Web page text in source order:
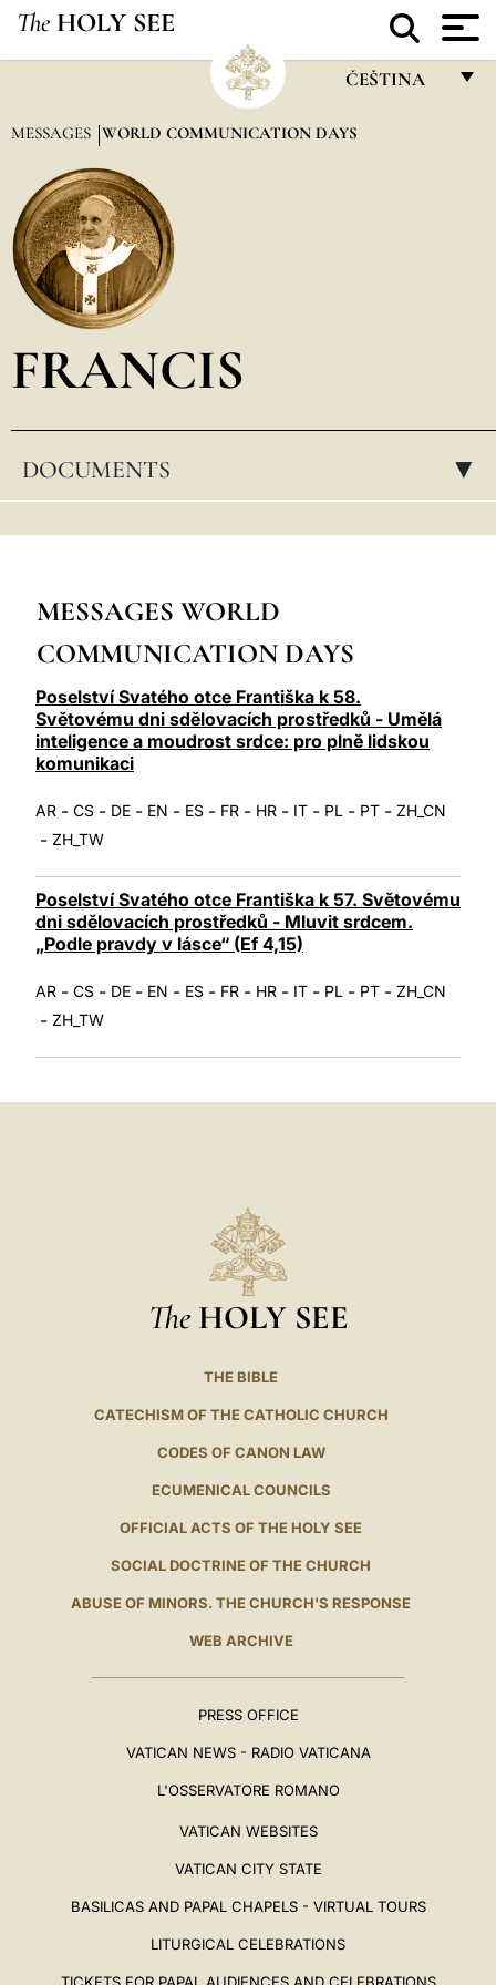
The HOLY SEE
ČEŠTINA
FRANÇAIS
العربيّة
MESSAGES WORLD COMMUNICATION DAYS
FRANCIS
DOCUMENTS ▸
MESSAGES WORLD
COMMUNICATION DAYS
Poselství Svatého otce Františka k 58.
Světovému dni sdělovacích prostředků - Umělá
inteligence a moudrost srdce: pro plně lidskou
komunikaci
AR - CS - DE - EN - ES - FR - HR - IT - PL - PT - ZH_CN
- ZH_TW
Poselství Svatého otce Františka k 57. Světovému
dni sdělovacích prostředků - Mluvit srdcem.
„Podle pravdy v lásce“ (Ef 4,15)
AR - CS - DE - EN - ES - FR - HR - IT - PL - PT - ZH_CN
- ZH_TW
The HOLY SEE
THE BIBLE
CATECHISM OF THE CATHOLIC CHURCH
CODES OF CANON LAW
ECUMENICAL COUNCILS
OFFICIAL ACTS OF THE HOLY SEE
SOCIAL DOCTRINE OF THE CHURCH
ABUSE OF MINORS. THE CHURCH'S RESPONSE
WEB ARCHIVE
PRESS OFFICE
VATICAN NEWS - RADIO VATICANA
L'OSSERVATORE ROMANO
VATICAN WEBSITES
VATICAN CITY STATE
BASILICAS AND PAPAL CHAPELS - VIRTUAL TOURS
LITURGICAL CELEBRATIONS